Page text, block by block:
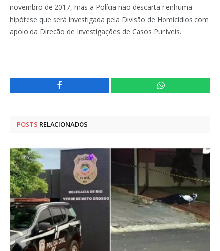
novembro de 2017, mas a Polícia não descarta nenhuma
hipótese que será investigada pela Divisão de Homicídios com
apoio da Direção de Investigações de Casos Puníveis.
Facebook WhatsApp
POSTS RELACIONADOS